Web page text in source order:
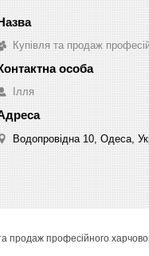
Купівля та продаж
Ілля
Водопровідна 10, Одеса,